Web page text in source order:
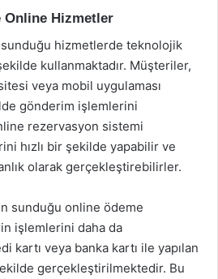
Online Hizmetler
sunduğu hizmetlerde teknolojik
kullanmaktadır. Müşteriler,
veya mobil uygulaması
gönderim işlemlerini
rezervasyon sistemi
hızlı bir şekilde yapabilir ve
olarak gerçekleştirebilirler.
sunduğu online ödeme
işlemlerini daha da
kartı veya banka kartı ile yapılan
gerçekleştirilmektedir. Bu